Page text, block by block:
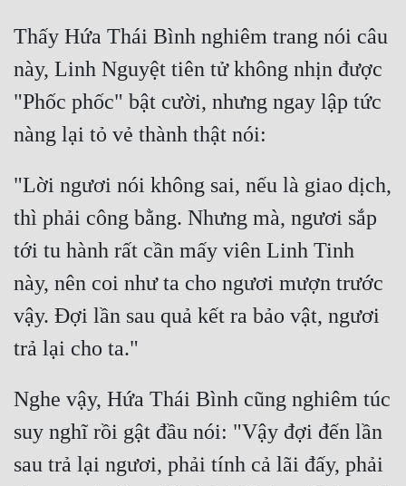
Thấy Hứa Thái Bình nghiêm trang nói câu
này, Linh Nguyệt tiên tử không nhịn được
"Phốc phốc" bật cười, nhưng ngay lập tức
"Lời ngươi nói không sai, nếu là giao dịch,
thì phải công bằng. Nhưng mà, ngươi sắp
tới tu hành rất cần mấy viên Linh Tinh
này, nên coi như ta cho ngươi mượn trước
vậy. Đợi lần sau quả kết ra bảo vật, ngươi
Nghe vậy, Hứa Thái Bình cũng nghiêm túc
suy nghĩ rồi gật đầu nói: "Vậy đợi đến lần
sau trả lại ngươi, phải tính cả lãi đấy, phải